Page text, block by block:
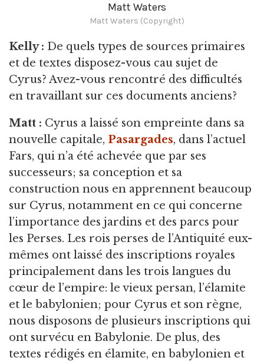
Matt Waters
Matt Waters (Copyright)
Kelly : De quels types de sources primaires
et de textes disposez-vous cau sujet de
Cyrus? Avez-vous rencontré des difficultés
en travaillant sur ces documents anciens?
Matt : Cyrus a laissé son empreinte dans sa
nouvelle capitale, Pasargades, dans l’actuel
Fars, qui n’a été achevée que par ses
successeurs; sa conception et sa
construction nous en apprennent beaucoup
sur Cyrus, notamment en ce qui concerne
l’importance des jardins et des parcs pour
les Perses. Les rois perses de l’Antiquité eux-
mêmes ont laissé des inscriptions royales
principalement dans les trois langues du
cœur de l’empire: le vieux persan, l’élamite
et le babylonien; pour Cyrus et son règne,
nous disposons de plusieurs inscriptions qui
ont survécu en Babylonie. De plus, des
textes rédigés en élamite, en babylonien et